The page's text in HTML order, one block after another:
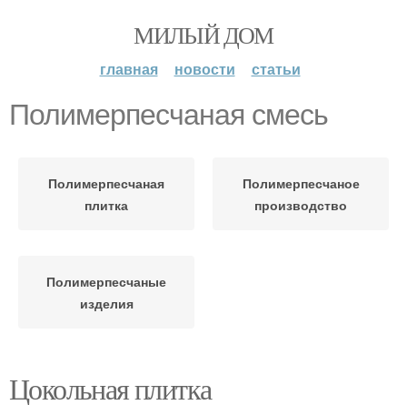
МИЛЫЙ ДОМ
главная новости статьи
Полимерпесчаная смесь
Полимерпесчаная
плитка
Полимерпесчаное
производство
Полимерпесчаные
изделия
Цокольная плитка